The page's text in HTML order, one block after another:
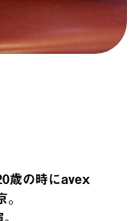
歳の時にavex